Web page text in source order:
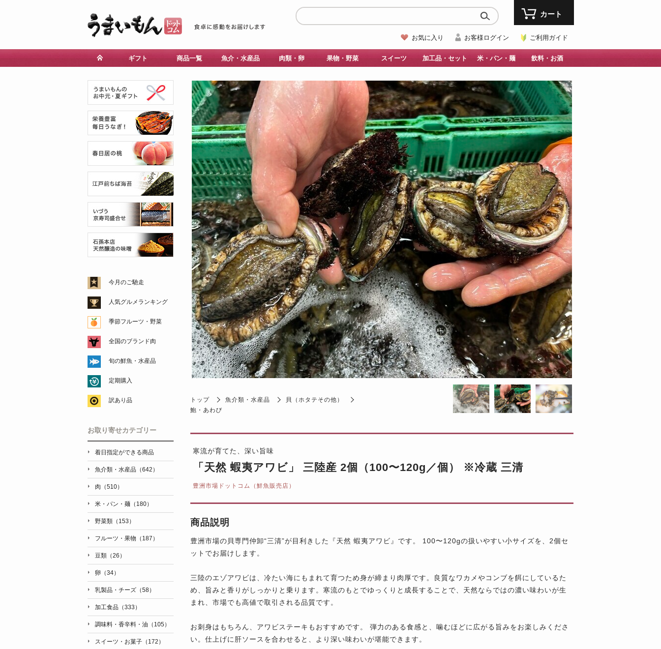
お気に入り お客様ログイン ご利用ガイド
カート
ギフト 商品一覧 魚介・水産品 肉類・卵 果物・野菜 スイーツ 加工品・セット 米・パン・麺 飲料・お酒
トップ 魚介類・水産品
貝（ホタテその他）
鮑・あわび
寒流が育てた、深い旨味
「天然 蝦夷アワビ」 三陸産 2個（100〜120g／個） ※冷蔵 三清
豊洲市場ドットコム（鮮魚販売店）
商品説明
豊洲市場の貝専門仲卸“三清”が目利きした『天然 蝦夷アワビ』です。 100〜120gの扱いやすい小サイズを、2個セ
ットでお届けします。
三陸のエゾアワビは、冷たい海にもまれて育つため身が締まり肉厚です。良質なワカメやコンブを餌にしているた
め、旨みと香りがしっかりと乗ります。寒流のもとでゆっくりと成長することで、天然ならではの濃い味わいが生
まれ、市場でも高値で取引される品質です。
お刺身はもちろん、アワビステーキもおすすめです。 弾力のある食感と、噛むほどに広がる旨みをお楽しみくださ
い。仕上げに肝ソースを合わせると、より深い味わいが堪能できます。
今月のご馳走
人気グルメランキング
季節フルーツ・野菜
全国のブランド肉
旬の鮮魚・水産品
定期購入
訳あり品
お取り寄せカテゴリー
着日指定ができる商品
魚介類・水産品（642）
肉（510）
米・パン・麺（180）
野菜類（153）
フルーツ・果物（187）
豆類（26）
卵（34）
乳製品・チーズ（58）
加工食品（333）
調味料・香辛料・油（105）
スイーツ・お菓子（172）